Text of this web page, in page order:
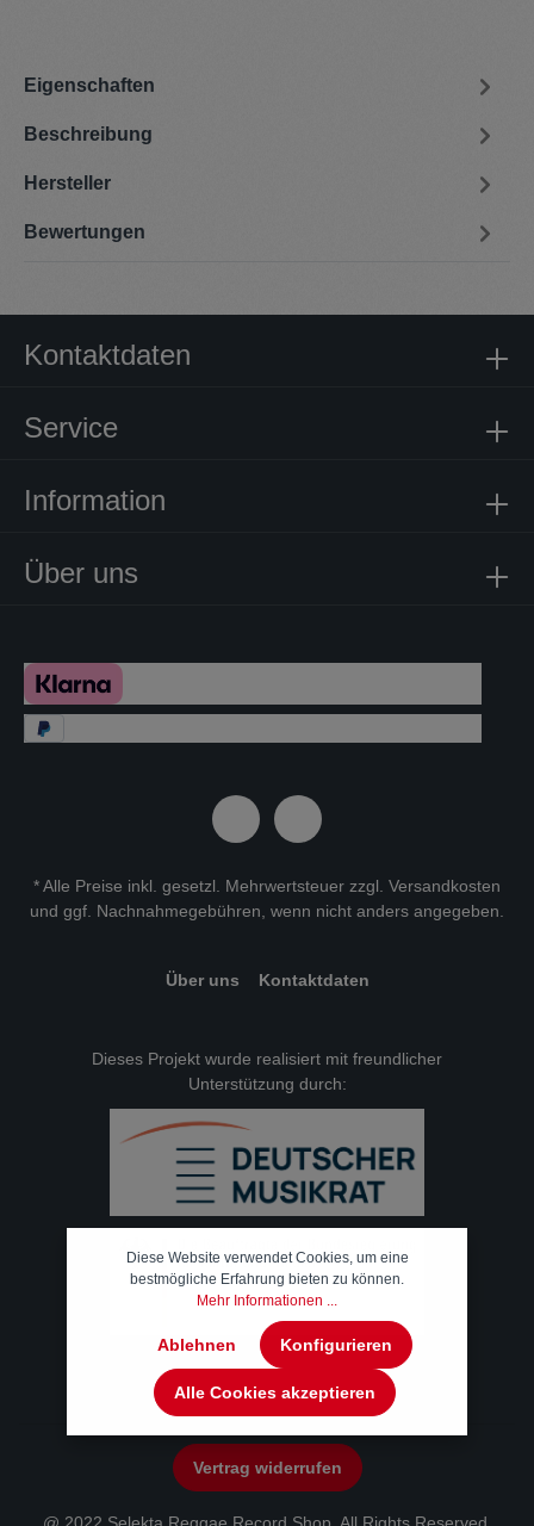
Eigenschaften
Beschreibung
Hersteller
Bewertungen
Über uns
Kontaktdaten
Service
Information
* Alle Preise inkl. gesetzl. Mehrwertsteuer zzgl. Versandkosten
und ggf. Nachnahmegebühren, wenn nicht anders angegeben.
Über uns Kontaktdaten
Dieses Projekt wurde realisiert mit freundlicher
Unterstützung durch:
Vertrag widerrufen
Diese Website verwendet Cookies, um eine
bestmögliche Erfahrung bieten zu können.
Mehr Informationen ...
Ablehnen Konfigurieren
Alle Cookies akzeptieren